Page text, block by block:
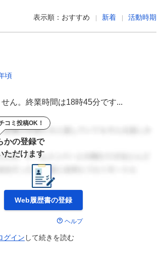
表示順： おすすめ 新着 活動時期
頃
ん。終業時間は18時45分です...
コミ投稿OK！
かの登録で
ただけます
Web履歴書の登録
ヘルプ
グイン して続きを読む